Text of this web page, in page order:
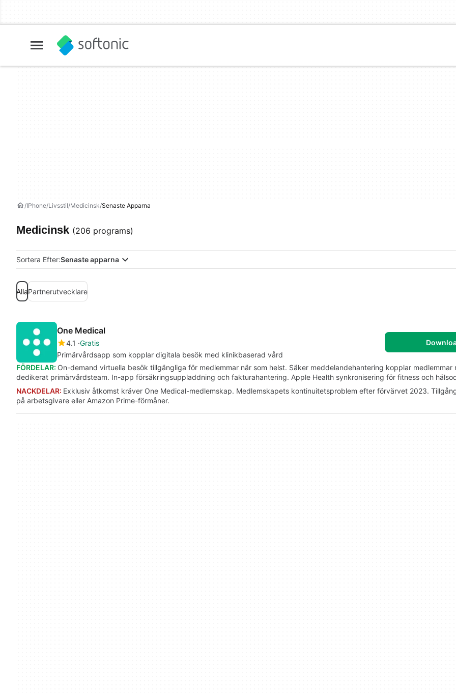
IPhone Livsstil Medicinsk Senaste Apparna
Medicinsk (206 programs)
Sortera Efter:Senaste apparna
AllaPartnerutvecklare
One Medical
4.1 Gratis
Primärvårdsapp som kopplar digitala besök med klinikbaserad vård
FÖRDELAR: On-demand virtuella besök tillgängliga för medlemmar när som helst. Säker meddelandehantering kopplar medlemmar
dedikerat primärvårdsteam. In-app försäkringsuppladdning och fakturahantering. Apple Health synkronisering för fitness och
NACKDELAR: Exklusiv åtkomst kräver One Medical-medlemskap. Medlemskapets kontinuitetsproblem efter förvärvet 2023.
på arbetsgivare eller Amazon Prime-förmåner.